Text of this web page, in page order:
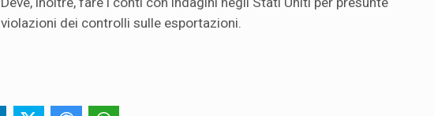
violazioni dei controlli sulle esportazioni.